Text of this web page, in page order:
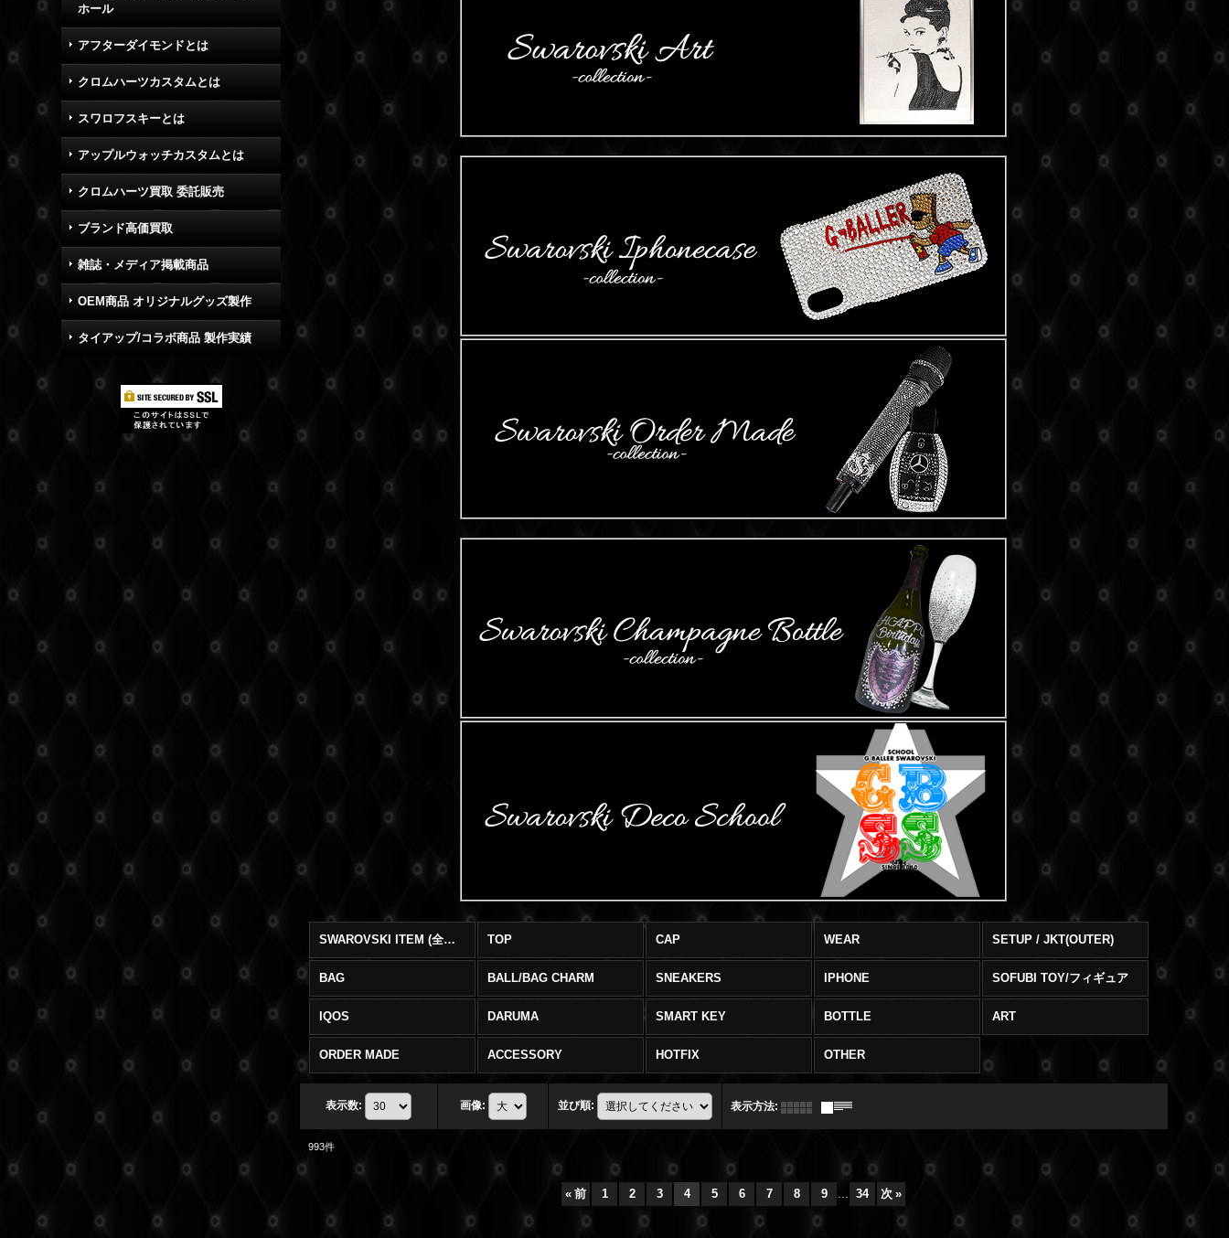
ホール
アフターダイモンドとは
クロムハーツカスタムとは
スワロフスキーとは
アップルウォッチカスタムとは
クロムハーツ買取 委託販売
ブランド高価買取
雑誌・メディア掲載商品
OEM商品 オリジナルグッズ製作
タイアップ/コラボ商品 製作実績
SWAROVSKI ITEM (全商品) TOP CAP WEAR SETUP / JKT(OUTER)
BAG BALL/BAG CHARM SNEAKERS IPHONE SOFUBI TOY/フィギュア
IQOS DARUMA SMART KEY BOTTLE ART
ORDER MADE ACCESSORY HOTFIX OTHER
表示数: 画像: 並び順: 表示方法:
993件
« 前 1 2 3 4 5 6 7 8 9 ... 34 次 »